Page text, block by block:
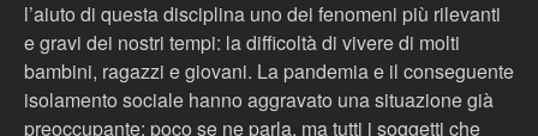
l’aiuto di questa disciplina uno dei fenomeni più rilevanti
e gravi dei nostri tempi: la difficoltà di vivere di molti
bambini, ragazzi e giovani. La pandemia e il conseguente
isolamento sociale hanno aggravato una situazione già
preoccupante: poco se ne parla, ma tutti i soggetti che